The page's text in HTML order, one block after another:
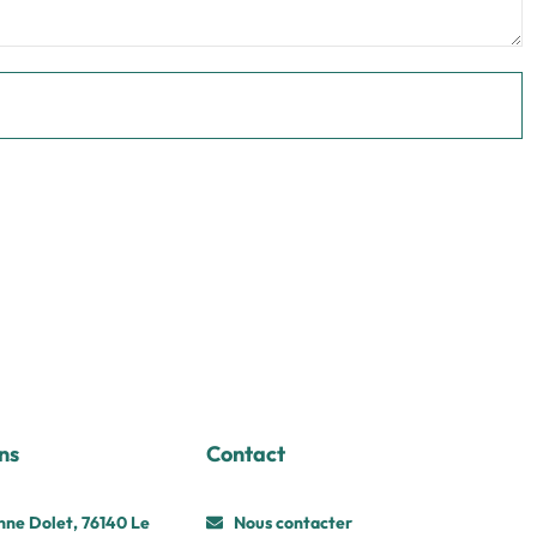
Dolet, 76140 Le
Contact
Nous contacter